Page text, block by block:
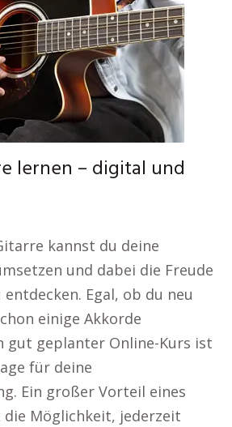
lernen – digital und
kannst du deine
und dabei die Freude
Egal, ob du neu
einige Akkorde
gut geplanter Online-Kurs ist
für deine
Ein großer Vorteil eines
die Möglichkeit, jederzeit